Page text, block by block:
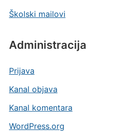
Školski mailovi
Administracija
Prijava
Kanal objava
Kanal komentara
WordPress.org